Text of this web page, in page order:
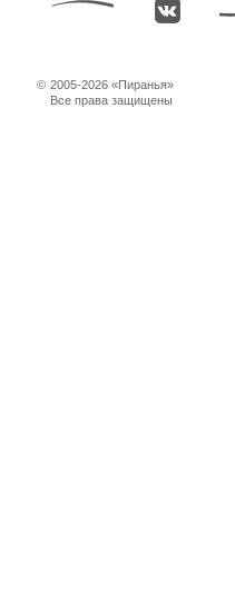
© 2005-2026 «Пиранья»
Все права защищены